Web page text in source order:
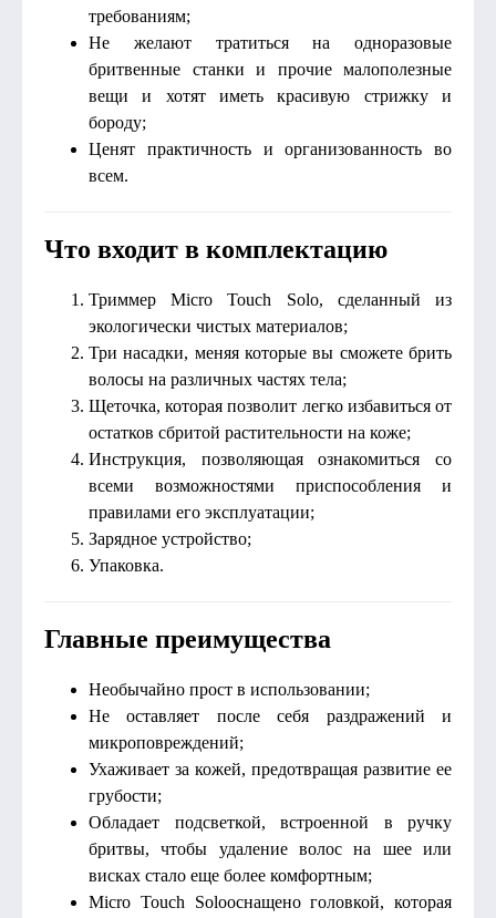
требованиям;
Не желают тратиться на одноразовые
бритвенные станки и прочие малополезные
вещи и хотят иметь красивую стрижку и
бороду;
Ценят практичность и организованность во
всем.
Что входит в комплектацию
Триммер Micro Touch Solo, сделанный из
экологически чистых материалов;
Три насадки, меняя которые вы сможете брить
волосы на различных частях тела;
Щеточка, которая позволит легко избавиться от
остатков сбритой растительности на коже;
Инструкция, позволяющая ознакомиться со
всеми возможностями приспособления и
правилами его эксплуатации;
Зарядное устройство;
Упаковка.
Главные преимущества
Необычайно прост в использовании;
Не оставляет после себя раздражений и
микроповреждений;
Ухаживает за кожей, предотвращая развитие ее
грубости;
Обладает подсветкой, встроенной в ручку
бритвы, чтобы удаление волос на шее или
висках стало еще более комфортным;
Micro Touch Soloоснащено головкой, которая